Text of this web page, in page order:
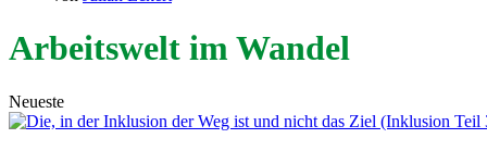
Arbeitswelt im Wandel
Neueste